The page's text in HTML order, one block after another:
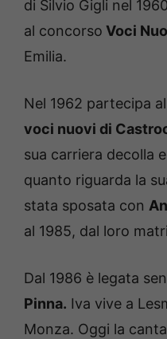
di Silvio Gigli nel
al concorso Voci
Emilia.
Nel 1962 partecipa al
voci nuovi di
sua carriera decolla
quanto riguarda la
stata sposata con
al 1985, dal loro
Dal 1986 è legata
Pinna. Iva vive a
Monza. Oggi la